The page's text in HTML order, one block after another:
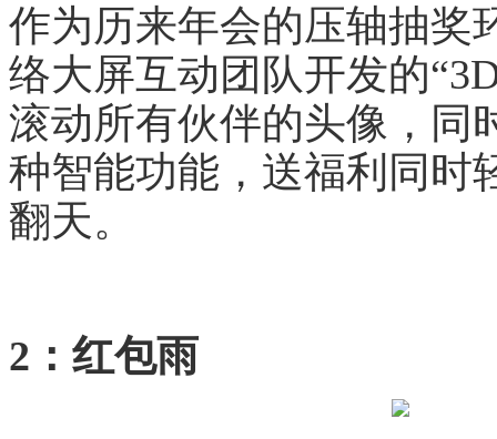
作为历来年会的压轴抽奖
络大屏互动团队开发的
滚动所有伙伴的头像，同
种智能功能，送福利同时
翻天。
2：红包雨